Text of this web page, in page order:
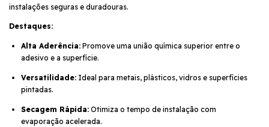
instalações seguras e duradouras.
Destaques:
Alta Aderência: Promove uma união química superior entre o
adesivo e a superfície.
Versatilidade: Ideal para metais, plásticos, vidros e superfícies
pintadas.
Secagem Rápida: Otimiza o tempo de instalação com
evaporação acelerada.